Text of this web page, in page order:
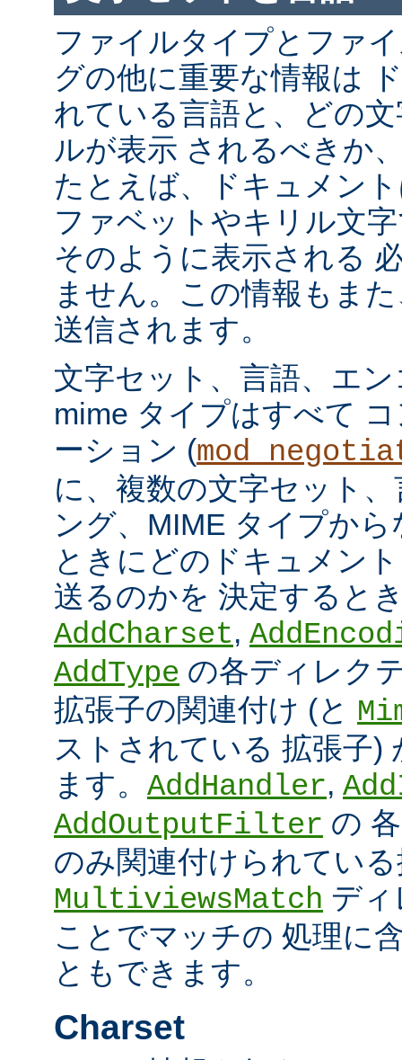
ファイルタイプとファ
グの他に重要な情報は
れている言語と、どの
ルが表示 されるべきか
たとえば、ドキュメン
ファベットやキリル文
そのように表示される
ません。この情報もま
送信されます。
文字セット、言語、エ
mime タイプはすべて
ーション (
に、複数の文字セット
ング、MIME タイプか
ときにどのドキュメン
送るのかを 決定すると
AddCharset,
AddType の各ディレク
拡張子の関連付け (と
ストされている 拡張子)
ます。 AddHandler,
AddOutputFilter の
のみ関連付けられてい
MultiviewsMatch デ
ことでマッチの 処理に
ともできます。
Charset